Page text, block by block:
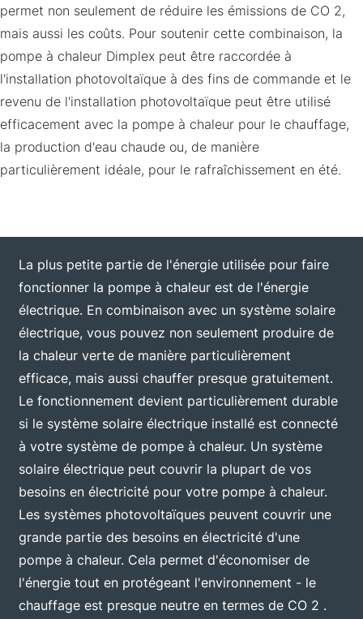
permet non seulement de réduire les émissions de CO 2,
mais aussi les coûts. Pour soutenir cette combinaison, la
pompe à chaleur Dimplex peut être raccordée à
l'installation photovoltaïque à des fins de commande et le
revenu de l'installation photovoltaïque peut être utilisé
efficacement avec la pompe à chaleur pour le chauffage,
la production d'eau chaude ou, de manière
particulièrement idéale, pour le rafraîchissement en été.
La plus petite partie de l'énergie utilisée pour faire
fonctionner la pompe à chaleur est de l'énergie
électrique. En combinaison avec un système solaire
électrique, vous pouvez non seulement produire de
la chaleur verte de manière particulièrement
efficace, mais aussi chauffer presque gratuitement.
Le fonctionnement devient particulièrement durable
si le système solaire électrique installé est connecté
à votre système de pompe à chaleur. Un système
solaire électrique peut couvrir la plupart de vos
besoins en électricité pour votre pompe à chaleur.
Les systèmes photovoltaïques peuvent couvrir une
grande partie des besoins en électricité d'une
pompe à chaleur. Cela permet d'économiser de
l'énergie tout en protégeant l'environnement - le
chauffage est presque neutre en termes de CO 2 .